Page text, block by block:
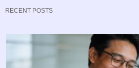
RECENT POSTS